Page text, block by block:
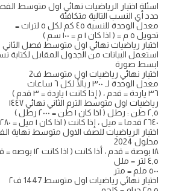
اسئلة اختبار الرياضيات نهائي اول متوسط
حدد أي النسب التالية متكافئة
معدل الوحدة للنسبة ٤٥ كم لكل ٥ لترات =
تحويل ٥ م = ( اذا كان ١ م = ١٠٠ سم )
اختبار ریاضیات نهائي اول متوسط فصل الثاني
استعمل البيانات من الجدول المقابل لكتابة
ابسط صورة
اختبار نهائي رياضيات اول متوسط ف2
معدل الوحدة لـ ٣٠٠ ريالًا لكل ٦ ساعات
٣٦ ياردة = قدم ، ( إذا كانت ١ ياردة = ٣ قدم )
ریاضیات اول متوسط الترم الثاني نهائي ١٤٤٧
٢,٥ طن : رطل ( اذا كان ١ طن = ۲۰۰۰ رطل )
٢٦٤٠ قدما = ميل ، إذا كانت ( اذا كان ۱ ميل = ٥٢٨٠ قدما)
اختبار الرياضيات للصف الاول متوسط نهاية
محلول 2024
۱۸ بوصة = قدم ، أذا كانت ( اذا كانت ۱۲ بوصه = قدم)
٤,٥ لتر = ملل
٥٠٠ ملم = متر
اختبار نهائي رياضيات اول متوسط 1447 ف٢